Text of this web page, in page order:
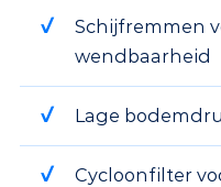
Schijfremmen
wendbaarheid
Lage
Cycloonfilter